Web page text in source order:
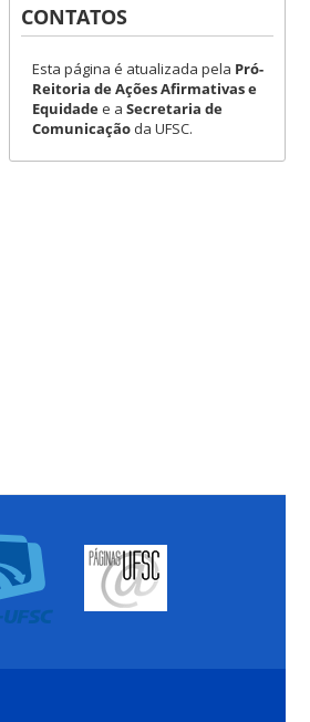
CONTATOS
Esta página é atualizada pela Pró-
Reitoria de Ações Afirmativas e
Equidadee a Secretaria de
Comunicaçãoda UFSC.